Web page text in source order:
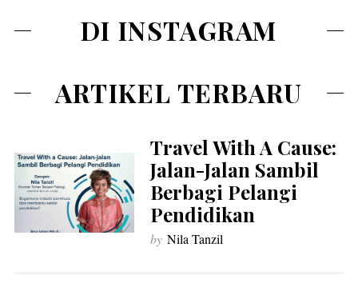
DI INSTAGRAM
ARTIKEL TERBARU
Travel With A Cause:
Jalan-Jalan Sambil
Berbagi Pelangi
Pendidikan
by Nila Tanzil